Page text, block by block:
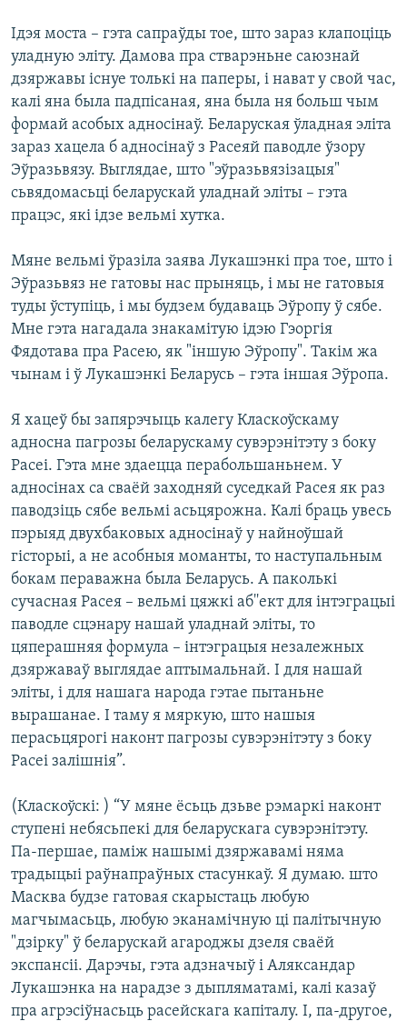
Ідэя моста – гэта сапраўды тое, што зараз клапоціць
уладную эліту. Дамова пра стварэньне саюзнай
дзяржавы існуе толькі на паперы, і нават у свой час,
калі яна была падпісаная, яна была ня больш чым
формай асобых адносінаў. Беларуская ўладная эліта
зараз хацела б адносінаў з Расеяй паводле ўзору
Эўразьвязу. Выглядае, што "эўразьвязізацыя"
сьвядомасьці беларускай уладнай эліты – гэта
працэс, які ідзе вельмі хутка.
Мяне вельмі ўразіла заява Лукашэнкі пра тое, што і
Эўразьвяз не гатовы нас прыняць, і мы не гатовыя
туды ўступіць, і мы будзем будаваць Эўропу ў сябе.
Мне гэта нагадала знакамітую ідэю Гэоргія
Фядотава пра Расею, як "іншую Эўропу". Такім жа
чынам і ў Лукашэнкі Беларусь – гэта іншая Эўропа.
Я хацеў бы запярэчыць калегу Класкоўскаму
адносна пагрозы беларускаму сувэрэнітэту з боку
Расеі. Гэта мне здаецца перабольшаньнем. У
адносінах са сваёй заходняй суседкай Расея як раз
паводзіць сябе вельмі асьцярожна. Калі браць увесь
пэрыяд двухбаковых адносінаў у найноўшай
гісторыі, а не асобныя моманты, то наступальным
бокам пераважна была Беларусь. А паколькі
сучасная Расея – вельмі цяжкі аб''ект для інтэграцыі
паводле сцэнару нашай уладнай эліты, то
цяперашняя формула – інтэграцыя незалежных
дзяржаваў выглядае аптымальнай. І для нашай
эліты, і для нашага народа гэтае пытаньне
вырашанае. І таму я мяркую, што нашыя
перасьцярогі наконт пагрозы сувэрэнітэту з боку
Расеі залішнія”.
(Класкоўскі: ) “У мяне ёсьць дзьве рэмаркі наконт
ступені небясьпекі для беларускага сувэрэнітэту.
Па-першае, паміж нашымі дзяржавамі няма
традыцыі раўнапраўных стасункаў. Я думаю. што
Масква будзе гатовая скарыстаць любую
магчымасьць, любую эканамічную ці палітычную
"дзірку" ў беларускай агароджы дзеля сваёй
экспансіі. Дарэчы, гэта адзначыў і Аляксандар
Лукашэнка на нарадзе з дыпляматамі, калі казаў
пра агрэсіўнасьць расейскага капіталу. І, па-другое,